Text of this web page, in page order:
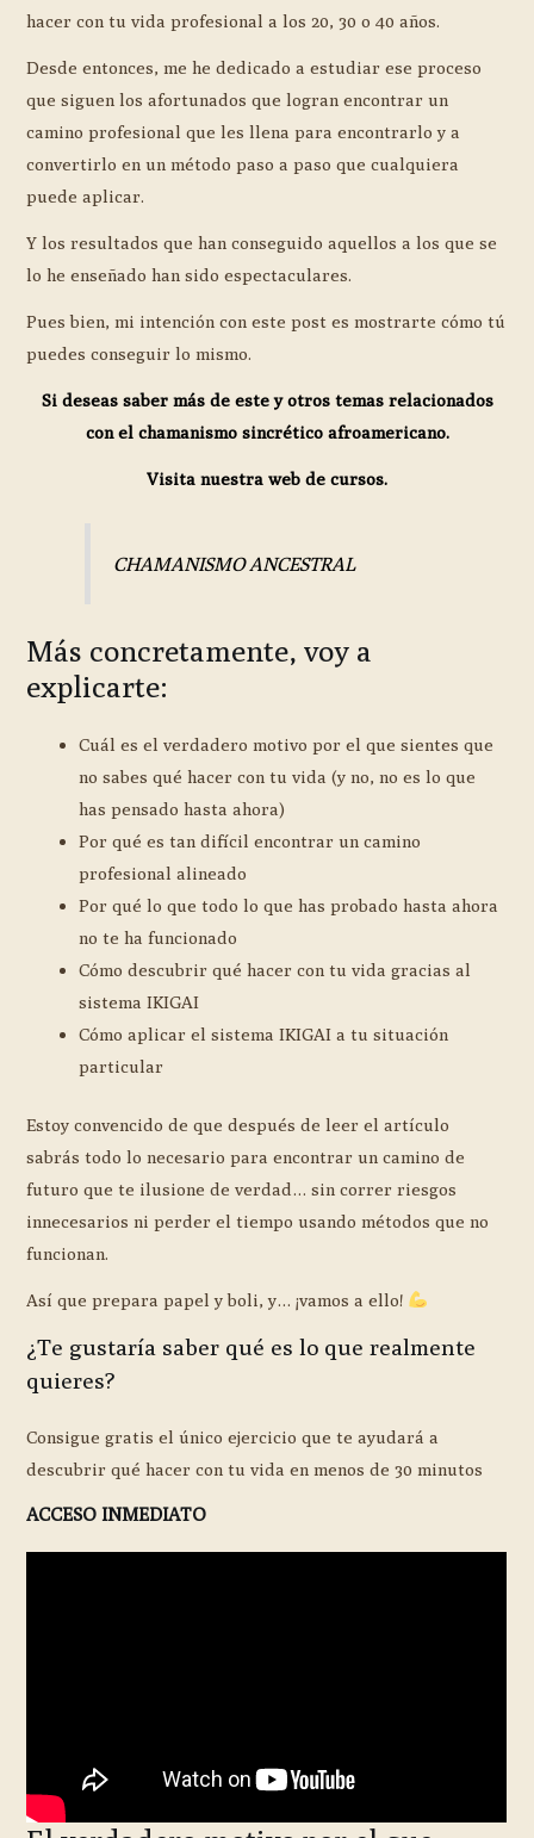
hacer con tu vida profesional a los 20, 30 o 40 años.
Desde entonces, me he dedicado a estudiar ese proceso
que siguen los afortunados que logran encontrar un
camino profesional que les llena para encontrarlo y a
convertirlo en un método paso a paso que cualquiera
puede aplicar.
Y los resultados que han conseguido aquellos a los que se
lo he enseñado han sido espectaculares.
Pues bien, mi intención con este post es mostrarte cómo tú
puedes conseguir lo mismo.
Si deseas saber más de este y otros temas relacionados
con el chamanismo sincrético afroamericano.
Visita nuestra web de cursos.
CHAMANISMO ANCESTRAL
Más concretamente, voy a
explicarte:
Cuál es el verdadero motivo por el que sientes que
no sabes qué hacer con tu vida (y no, no es lo que
has pensado hasta ahora)
Por qué es tan difícil encontrar un camino
profesional alineado
Por qué lo que todo lo que has probado hasta ahora
no te ha funcionado
Cómo descubrir qué hacer con tu vida gracias al
sistema IKIGAI
Cómo aplicar el sistema IKIGAI a tu situación
particular
Estoy convencido de que después de leer el artículo
sabrás todo lo necesario para encontrar un camino de
futuro que te ilusione de verdad… sin correr riesgos
innecesarios ni perder el tiempo usando métodos que no
funcionan.
Así que prepara papel y boli, y… ¡vamos a ello!
¿Te gustaría saber qué es lo que realmente
quieres?
Consigue gratis el único ejercicio que te ayudará a
descubrir qué hacer con tu vida en menos de 30 minutos
ACCESO INMEDIATO